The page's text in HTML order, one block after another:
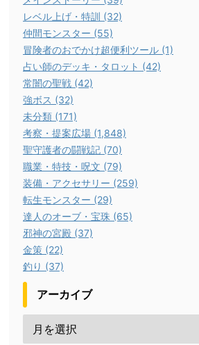
レベル上げ・特訓 (32)
仲間モンスター (55)
冒険者のおでかけ超便利ツール (1)
占い師のデッキ・タロット (42)
常闇の聖戦 (42)
強ボス (32)
未分類 (171)
考察・提案広場 (1,848)
聖守護者の闘戦記 (70)
職業・特技・呪文 (79)
装備・アクセサリー (259)
転生モンスター (29)
達人のオーブ・宝珠 (65)
邪神の宮殿 (37)
金策 (22)
釣り (37)
アーカイブ